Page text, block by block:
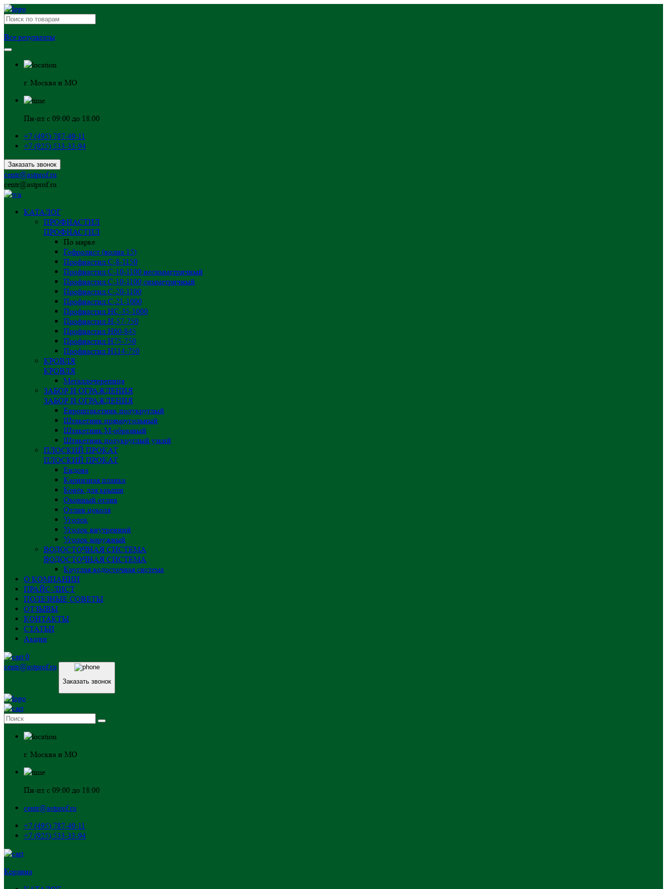
Все результаты
г. Москва и МО
Пн-пт с 09:00 до 18:00
+7 (495) 787-49-11
+7 (925) 533-33-94
Заказать звонок
centr@astprof.ru
centr@astprof.ru
КАТАЛОГ
ПРОФНАСТИЛ
ПРОФНАСТИЛ
По марке
Гофролист (волна 15)
Профнастил С-8-1150
Профнастил С-10-1100 несимметричный
Профнастил С-10-1100 симметричный
Профнастил С-20-1100
Профнастил С-21-1000
Профнастил НС-35-1000
Профнастил H-57-750
Профнастил Н60-845
Профнастил Н75-750
Профнастил Н114-750
КРОВЛЯ
КРОВЛЯ
Металлочерепица
ЗАБОР И ОГРАЖДЕНИЯ
ЗАБОР И ОГРАЖДЕНИЯ
Евроштакетник полукруглый
Штакетник прямоугольный
Штакетник М-образный
Штакетник полукруглый узкий
ПЛОСКИЙ ПРОКАТ
ПЛОСКИЙ ПРОКАТ
Ендова
Карнизная планка
Конёк для крыши
Оконный отлив
Отлив цоколя
Уголок
Уголок внутренний
Уголок наружный
ВОДОСТОЧНАЯ СИСТЕМА
ВОДОСТОЧНАЯ СИСТЕМА
Круглая водосточная система
О КОМПАНИИ
ПРАЙС-ЛИСТ
ПОЛЕЗНЫЕ СОВЕТЫ
ОТЗЫВЫ
КОНТАКТЫ
СТАТЬИ
Акции
0
centr@astprof.ru
Заказать звонок
г. Москва и МО
Пн-пт с 09:00 до 18:00
centr@astprof.ru
+7 (495) 787-49-11
+7 (925) 533-33-94
Корзина